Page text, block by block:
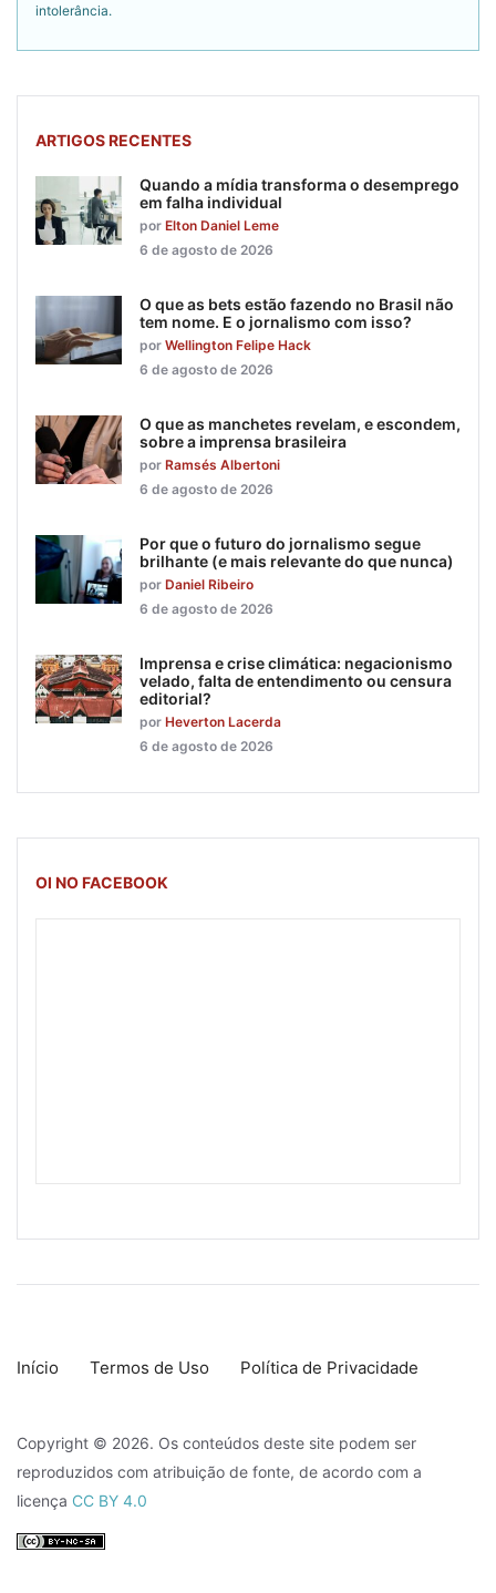
intolerância.
ARTIGOS RECENTES
Quando a mídia transforma o desemprego
em falha individual
por Elton Daniel Leme
6 de agosto de 2026
O que as bets estão fazendo no Brasil não
tem nome. E o jornalismo com isso?
por Wellington Felipe Hack
6 de agosto de 2026
O que as manchetes revelam, e escondem,
sobre a imprensa brasileira
por Ramsés Albertoni
6 de agosto de 2026
Por que o futuro do jornalismo segue
brilhante (e mais relevante do que nunca)
por Daniel Ribeiro
6 de agosto de 2026
Imprensa e crise climática: negacionismo
velado, falta de entendimento ou censura
editorial?
por Heverton Lacerda
6 de agosto de 2026
OI NO FACEBOOK
Início Termos de Uso Política de Privacidade
Copyright © 2026. Os conteúdos deste site podem ser
reproduzidos com atribuição de fonte, de acordo com a
licença CC BY 4.0